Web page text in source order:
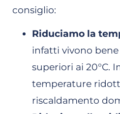
consiglio:
Riduciamo la
infatti vivono
superiori ai 20°C.
temperature
riscaldamento